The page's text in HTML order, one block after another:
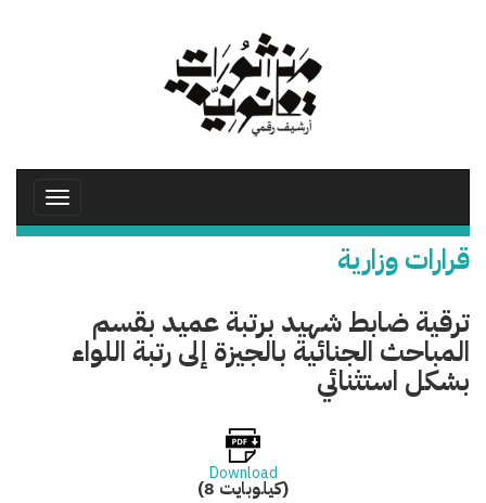
Toggle
قرارات وزارية
ترقية ضابط شهيد برتبة عميد بقسم
المباحث الجنائية بالجيزة إلى رتبة اللواء
بشكل استثنائي
Download
(8 كيلوبايت)